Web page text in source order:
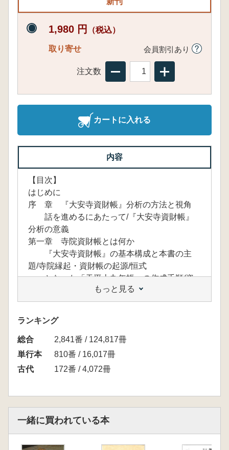
1,980 円 （税込）
取り寄せ 会員割引あり
注文数
カートに入れる
内容
【目次】
はじめに
序 章 『大安寺資財帳』分析の方法と視角
話を進めるにあたって/『大安寺資財帳』
分析の意義
第一章 寺院資財帳とは何か
『大安寺資財帳』の基本構成と本書の主
題/寺院縁起・資財帳の起源/恒式
となった「天平十九年帳」の作成手順/資
財帳の変貌/箱や袋に入った資産
/所在を確認できる資財帳への変貌
第二章 縁起はなぜ「大安寺」呼称を無視した
のか
縁起読解・解説Ⅰ/縁起読解・解説Ⅱ/縁起
読解・解説Ⅲ/縁起読解・解説Ⅳ/
縁起解説Ⅴ―天武朝大官大寺と文武朝大官
寺号/「大安寺」名の成立Ⅰ/
もっと見る
ランキング
総合
2,841番 / 124,817冊
単行本
810番 / 16,017冊
古代
172番 / 4,072冊
一緒に買われている本